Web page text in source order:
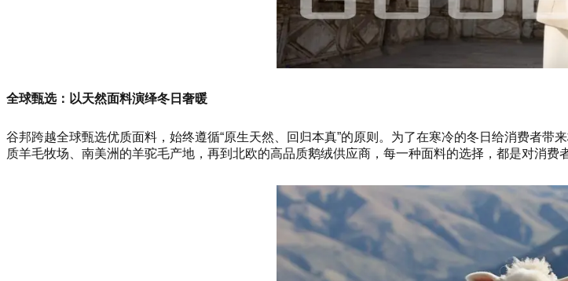
全球甄选：以天然面料演绎冬日奢暖
谷邦跨越全球甄选优质面料，始终遵循“原生天然、回归本真”的原则。为了在寒冷的冬日给消费者
质羊毛牧场、南美洲的羊驼毛产地，再到北欧的高品质鹅绒供应商，每一种面料的选择，都是对消费